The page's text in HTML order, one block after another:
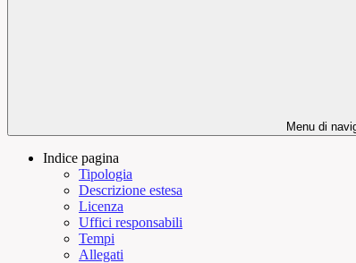
Menu di
Indice pagina
Tipologia
Descrizione estesa
Licenza
Uffici responsabili
Tempi
Allegati